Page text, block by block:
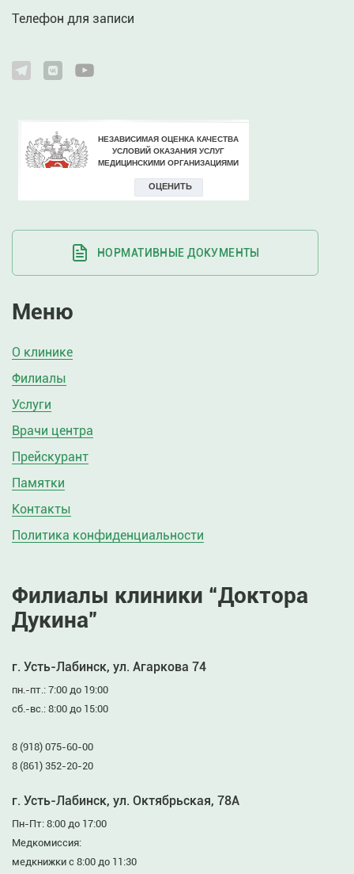
Телефон для записи
НОРМАТИВНЫЕ ДОКУМЕНТЫ
Меню
О клинике
Филиалы
Услуги
Врачи центра
Прейскурант
Памятки
Контакты
Политика конфиденциальности
Филиалы клиники “Доктора
Дукина”
г. Усть-Лабинск, ул. Агаркова 74
пн.-пт.: 7:00 до 19:00
сб.-вс.: 8:00 до 15:00
8 (918) 075-60-00
8 (861) 352-20-20
г. Усть-Лабинск, ул. Октябрьская, 78А
Пн-Пт: 8:00 до 17:00
Медкомиссия:
медкнижки с 8:00 до 11:30